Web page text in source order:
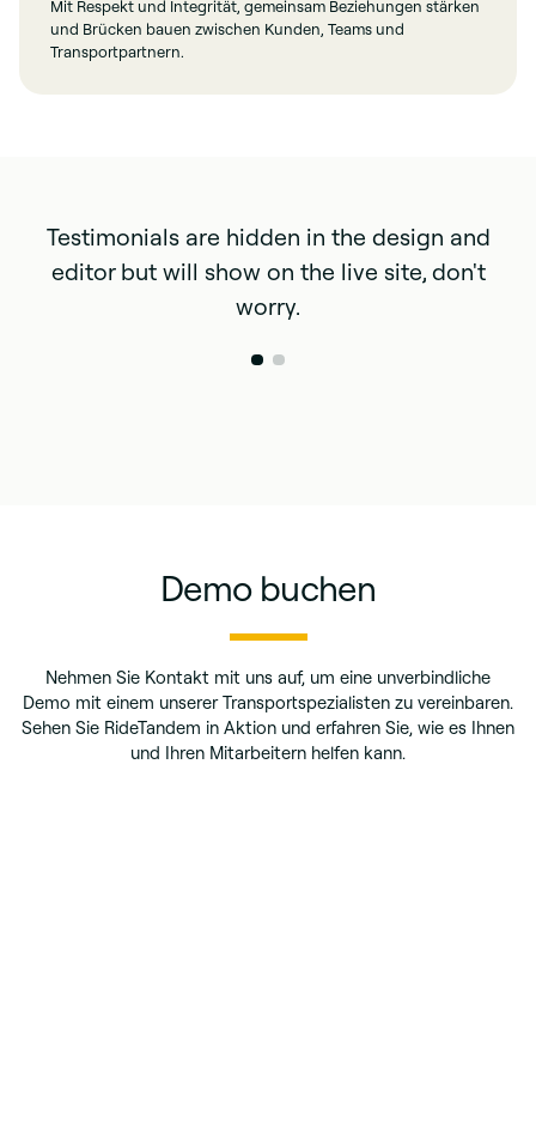
Mit Respekt und Integrität, gemeinsam Beziehungen stärken
und Brücken bauen zwischen Kunden, Teams und
Transportpartnern.
Testimonials are hidden in the design and
editor but will show on the live site, don't
worry.
Demo buchen
Nehmen Sie Kontakt mit uns auf, um eine unverbindliche
Demo mit einem unserer Transportspezialisten zu vereinbaren.
Sehen Sie RideTandem in Aktion und erfahren Sie, wie es Ihnen
und Ihren Mitarbeitern helfen kann.